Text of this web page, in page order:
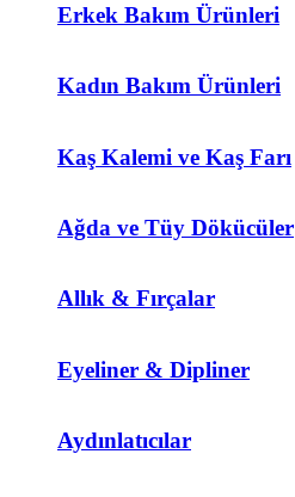
Erkek Bakım Ürünleri
Kadın Bakım Ürünleri
Kaş Kalemi ve Kaş Farı
Ağda ve Tüy Dökücüler
Allık & Fırçalar
Eyeliner & Dipliner
Aydınlatıcılar